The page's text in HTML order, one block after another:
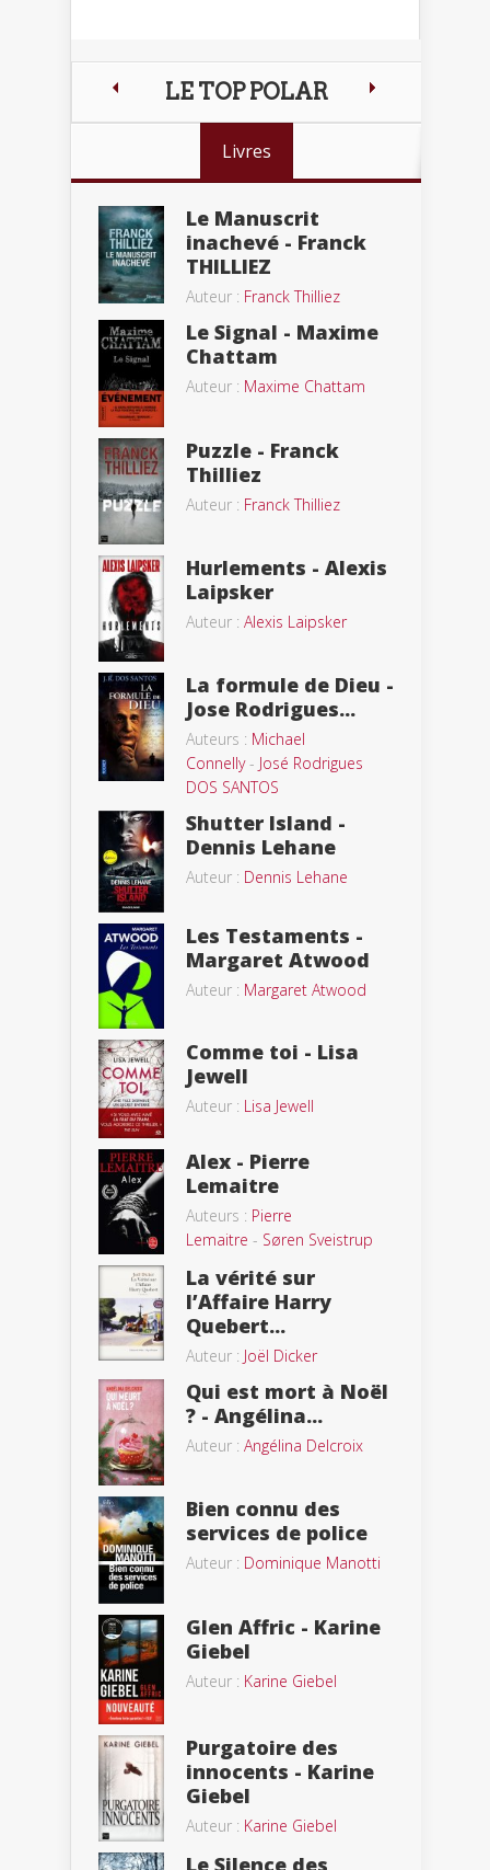
LE TOP POLAR
Livres
Le Manuscrit
inachevé - Franck
THILLIEZ
Auteur : Franck Thilliez
Le Signal - Maxime
Chattam
Auteur : Maxime Chattam
Puzzle - Franck
Thilliez
Auteur : Franck Thilliez
Hurlements - Alexis
Laipsker
Auteur : Alexis Laipsker
La formule de Dieu -
Jose Rodrigues...
Auteurs : Michael
Connelly- José Rodrigues
DOS SANTOS
Shutter Island -
Dennis Lehane
Auteur : Dennis Lehane
Les Testaments -
Margaret Atwood
Auteur : Margaret Atwood
Comme toi - Lisa
Jewell
Auteur : Lisa Jewell
Alex - Pierre
Lemaitre
Auteurs : Pierre
Lemaitre - Søren Sveistrup
La vérité sur
l’Affaire Harry
Quebert...
Auteur : Joël Dicker
Qui est mort à Noël
? - Angélina...
Auteur : Angélina Delcroix
Bien connu des
services de police
Auteur : Dominique Manotti
Glen Affric - Karine
Giebel
Auteur : Karine Giebel
Purgatoire des
innocents - Karine
Giebel
Auteur : Karine Giebel
Le Silence des